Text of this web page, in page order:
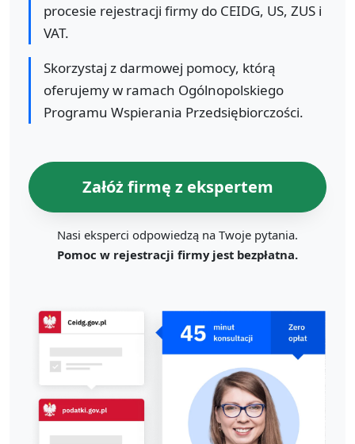
procesie rejestracji firmy do CEIDG, US, ZUS i
VAT.
Skorzystaj z darmowej pomocy, którą
oferujemy w ramach Ogólnopolskiego
Programu Wspierania Przedsiębiorczości.
Załóż firmę z ekspertem
Nasi eksperci odpowiedzą na Twoje pytania.
Pomoc w rejestracji firmy jest bezpłatna.